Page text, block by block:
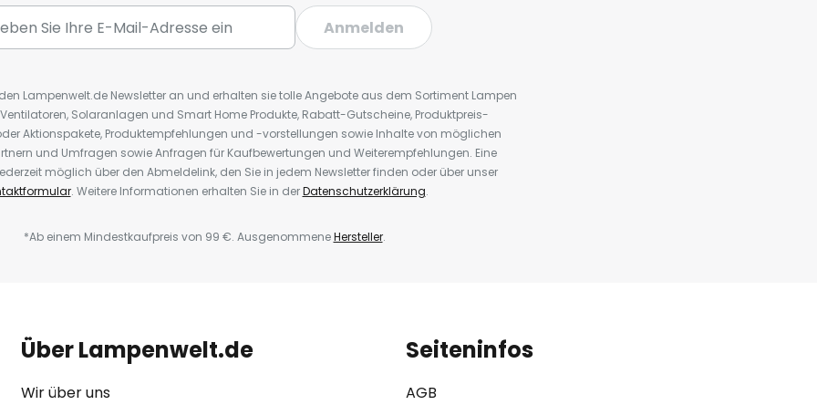
Anmelden
Lampenwelt.de Newsletter an und erhalten sie tolle Angebote aus dem Sortiment Lampen
Solaranlagen und Smart Home Produkte, Rabatt-Gutscheine, Produktpreis-
Aktionspakete, Produktempfehlungen und -vorstellungen sowie Inhalte von möglichen
und Umfragen sowie Anfragen für Kaufbewertungen und Weiterempfehlungen. Eine
möglich über den Abmeldelink, den Sie in jedem Newsletter finden oder über unser
. Weitere Informationen erhalten Sie in derDatenschutzerklärung.
*Ab einem Mindestkaufpreis von 99 €. AusgenommeneHersteller.
Über Lampenwelt.de
Wir über uns
Seiteninfos
AGB